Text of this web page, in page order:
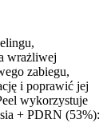
wrażliwej
zabiegu,
i poprawić jej
wykorzystuje
+ PDRN (53%):